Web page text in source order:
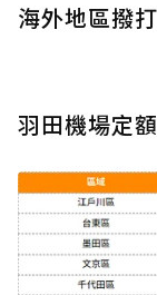
海外地區撥
羽田機場定